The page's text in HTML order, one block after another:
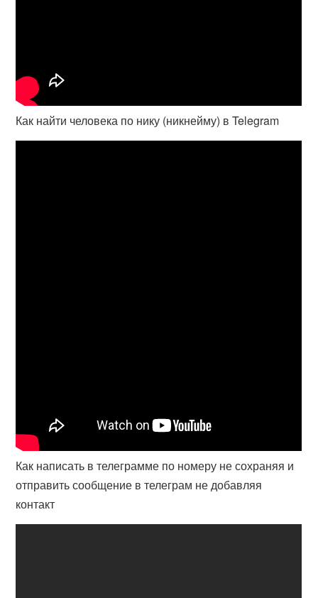
Как найти человека по нику (никнейму) в Telegram
Как написать в телеграмме по номеру не сохраняя и
отправить сообщение в телеграм не добавляя
контакт